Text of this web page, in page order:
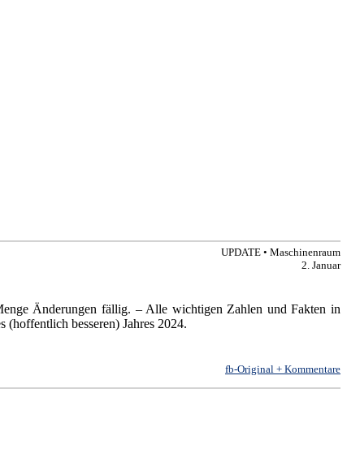
UPDATE • Maschinenraum
2. Januar
Änderungen fällig. – Alle wichtigen Zahlen und Fakten in
(hoffentlich besseren) Jahres 2024.
fb-Original + Kommentare